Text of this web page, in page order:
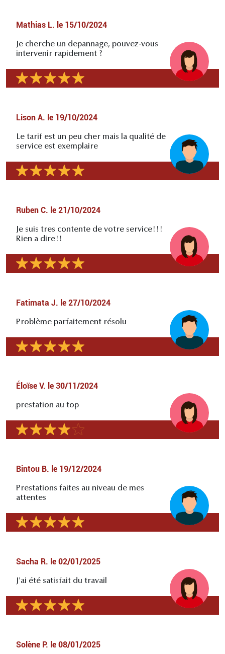
Mathias L. le 15/10/2024
Je cherche un depannage, pouvez-vous
intervenir rapidement ?
Lison A. le 19/10/2024
Le tarif est un peu cher mais la qualité de
service est exemplaire
Ruben C. le 21/10/2024
Je suis tres contente de votre service!!!
Rien a dire!!
Fatimata J. le 27/10/2024
Problème parfaitement résolu
Éloïse V. le 30/11/2024
prestation au top
Bintou B. le 19/12/2024
Prestations faites au niveau de mes
attentes
Sacha R. le 02/01/2025
J'ai été satisfait du travail
Solène P. le 08/01/2025